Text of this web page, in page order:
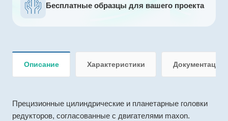
Бесплатные образцы для вашего проекта
Описание Характеристики Документация
Прецизионные цилиндрические и планетарные головки
редукторов, согласованные с двигателями maxon.